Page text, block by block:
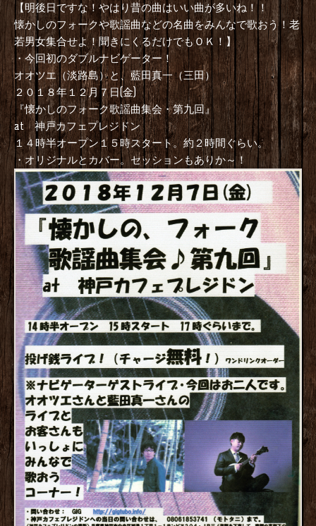
【明後日ですな！やはり昔の曲はいい曲が多いね！！
懐かしのフォークや歌謡曲などの名曲をみんなで歌おう！老
若男女集合せよ！聞きにくるだけでもＯＫ！】
・今回初のダブルナビゲーター！
オオツエ（淡路島）と、藍田真一（三田）
２０１８年１２月７日(金)
『懐かしのフォーク歌謡曲集会・第九回』
at 神戸カフェプレジドン
１４時半オープン１５時スタート。約２時間ぐらい。
・オリジナルとカバー。セッションもありか～！